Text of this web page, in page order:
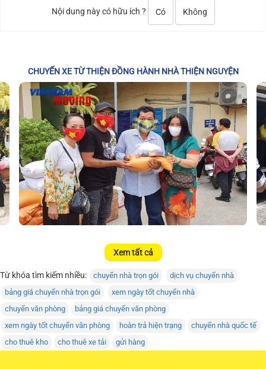
Nội dung này có hữu ích ? Có Không
CHUYẾN XE TỪ THIỆN ĐỒNG HÀNH NHÀ THIỆN NGUYỆN
Xem tất cả
Từ khóa tìm kiếm nhiều: chuyển nhà trọn gói
dịch vụ chuyển nhà
bảng giá chuyển nhà trọn gói
xem ngày tốt chuyển nhà
chuyển văn phòng
bảng giá chuyển văn phòng
xem ngày tốt chuyển văn phòng
hoàn trả hiện trạng
chuyển nhà quốc tế
cho thuê kho
cho thuê xe tải gửi hàng